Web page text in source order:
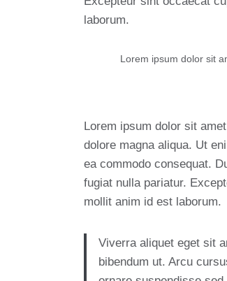
laborum.
Lorem ipsum dolor sit
Lorem ipsum dolor sit
dolore magna aliqua. Ut
ea commodo consequat.
fugiat nulla pariatur.
mollit anim id est laborum.
Viverra aliquet eget sit
bibendum ut. Arcu